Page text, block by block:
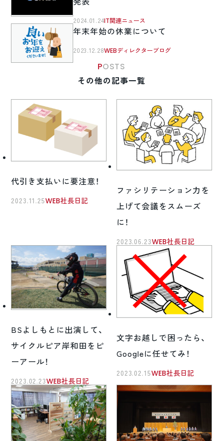
2024.01.24IT関連ニュース
年末年始の休業について
2023.12.28WEBディレクターブログ
POSTS
その他の記事一覧
代引き支払いに要注意！
2023.11.25WEB社長日記
ファシリテーション力を
上げて会議をスムーズ
に！
2023.06.23WEB社長日記
BSよしもとに出演して、
サイクルピア岸和田をピ
ーアール！
2023.02.23WEB社長日記
文字お越しで困ったら、
Googleに任せてみ！
2023.02.15WEB社長日記